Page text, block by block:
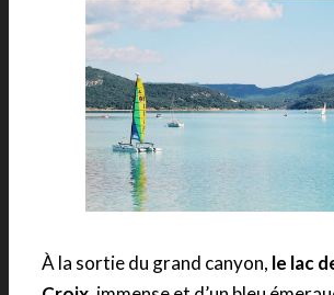
À la sortie du grand canyon, le lac